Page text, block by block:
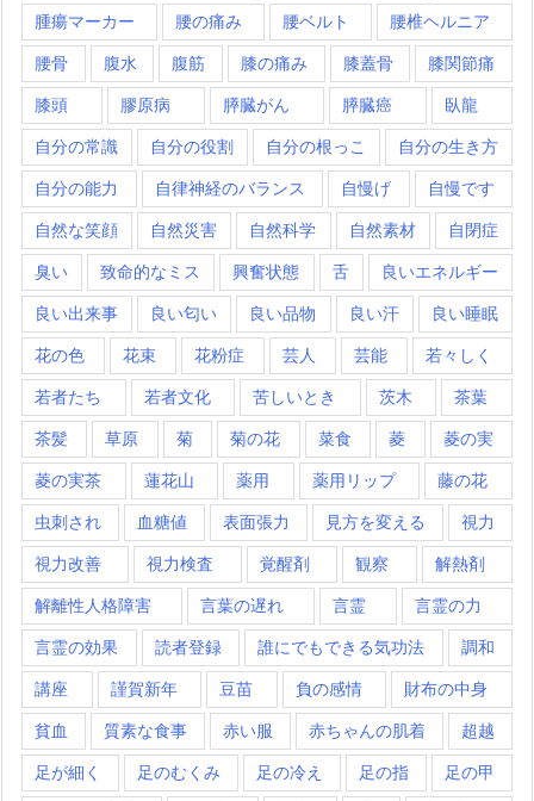
腫瘍マーカー 腰の痛み 腰ベルト 腰椎ヘルニア
腰骨 腹水 腹筋 膝の痛み 膝蓋骨 膝関節痛
膝頭 膠原病 膵臓がん 膵臓癌 臥龍
自分の常識 自分の役割 自分の根っこ 自分の生き方
自分の能力 自律神経のバランス 自慢げ 自慢です
自然な笑顔 自然災害 自然科学 自然素材 自閉症
臭い 致命的なミス 興奮状態 舌 良いエネルギー
良い出来事 良い匂い 良い品物 良い汗 良い睡眠
花の色 花束 花粉症 芸人 芸能 若々しく
若者たち 若者文化 苦しいとき 茨木 茶葉
茶髪 草原 菊 菊の花 菜食 菱 菱の実
菱の実茶 蓮花山 薬用 薬用リップ 藤の花
虫刺され 血糖値 表面張力 見方を変える 視力
視力改善 視力検査 覚醒剤 観察 解熱剤
解離性人格障害 言葉の遅れ 言霊 言霊の力
言霊の効果 読者登録 誰にでもできる気功法 調和
講座 謹賀新年 豆苗 負の感情 財布の中身
貧血 質素な食事 赤い服 赤ちゃんの肌着 超越
足が細く 足のむくみ 足の冷え 足の指 足の甲